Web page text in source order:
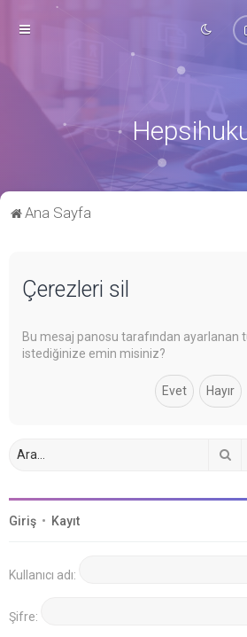
Ana Sayfa
Çerezleri sil
Bu mesaj panosu tarafından ayarlanan
istediğinize emin misiniz?
Giriş • Kayıt
Kullanıcı adı:
Şifre: